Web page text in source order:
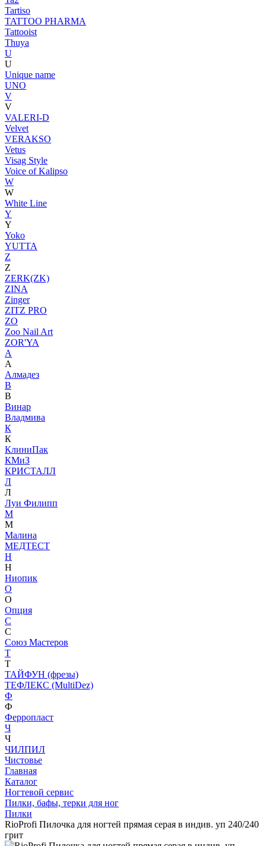
Tartiso
TATTOO PHARMA
Tattooist
Thuya
U
U
Unique name
UNO
V
V
VALERI-D
Velvet
VERAKSO
Vetus
Visag Style
Voice of Kalipso
W
W
White Line
Y
Y
Yoko
YUTTA
Z
Z
ZERK(ZK)
ZINA
Zinger
ZITZ PRO
ZO
Zoo Nail Art
ZOR'YA
А
А
Алмадез
В
В
Винар
Владмива
К
К
КлиниПак
КМиЗ
КРИСТАЛЛ
Л
Л
Луи Филипп
М
М
Малина
МЕДТЕСТ
Н
Н
Ниопик
О
О
Опция
С
С
Союз Мастеров
Т
Т
ТАЙФУН (фрезы)
ТЕФЛЕКС (MultiDez)
Ф
Ф
Ферропласт
Ч
Ч
ЧИЛПИЛ
Чистовье
Главная
Каталог
Ногтевой сервис
Пилки, бафы, терки для ног
Пилки
RioProfi Пилочка для ногтей прямая серая в индив. уп 240/240
грит